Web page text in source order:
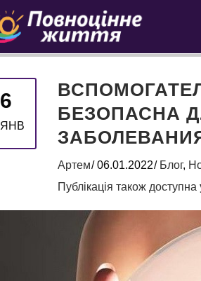
6
ЯНВ
БЕЗОПАСНА
Артем 06.01.2022 Блог,
Публікація також доступна